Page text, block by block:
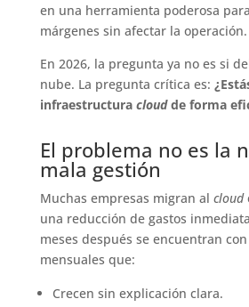
en una herramienta poderosa
márgenes sin afectar la operación.
En 2026, la pregunta ya no es si
nube. La pregunta crítica es:
infraestructura cloudde forma
El problema no es la
mala gestión
Muchas empresas migran al cloud
una reducción de gastos
meses después se encuentran
mensuales que:
Crecen sin explicación clara.